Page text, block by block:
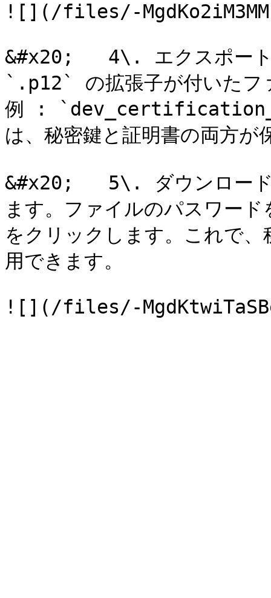
![](/files/-
&#x20;   4\. エクスポート
`.p12` の拡張子が付いたフ
例 :
は、秘密鍵と証明書の両方が
&#x20;   5\. ダウンロード
ます。ファイルのパスワー
をクリックします。これで
用できます。